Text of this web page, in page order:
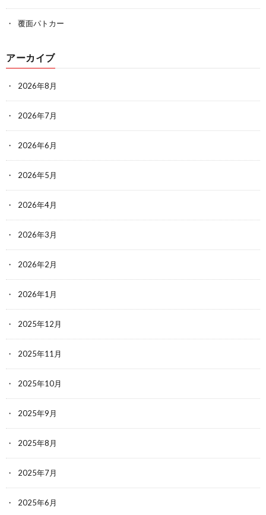
覆面パトカー
アーカイブ
2026年8月
2026年7月
2026年6月
2026年5月
2026年4月
2026年3月
2026年2月
2026年1月
2025年12月
2025年11月
2025年10月
2025年9月
2025年8月
2025年7月
2025年6月